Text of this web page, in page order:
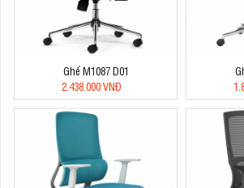
Ghế M1087 D01
2.438.000 VNĐ